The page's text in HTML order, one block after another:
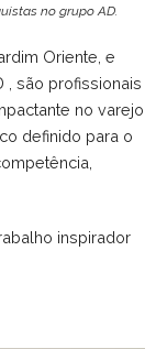
no grupo AD.
Oriente, e
, são profissionais
no varejo
definido para o
inspirador